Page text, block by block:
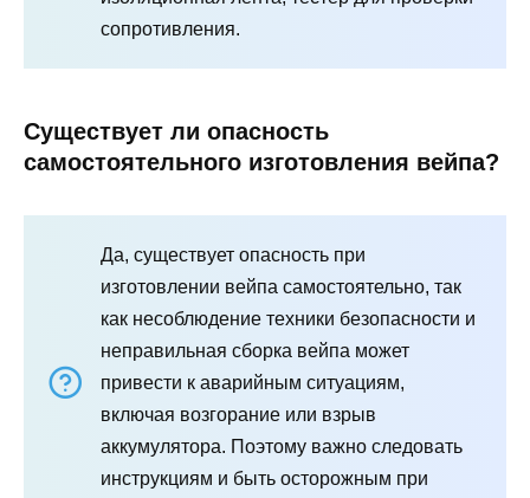
сопротивления.
Существует ли опасность
самостоятельного изготовления вейпа?
Да, существует опасность при
изготовлении вейпа самостоятельно, так
как несоблюдение техники безопасности и
неправильная сборка вейпа может
привести к аварийным ситуациям,
включая возгорание или взрыв
аккумулятора. Поэтому важно следовать
инструкциям и быть осторожным при